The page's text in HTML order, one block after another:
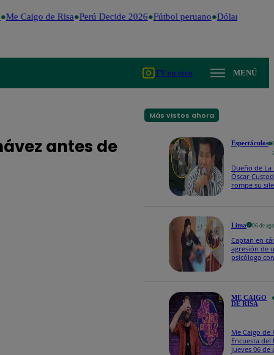
Caigo de Risa Perú Decide 2026 Fútbol peruano Dólar Valentina
TV en vivo MENÚ
antes de
Más vistos ahora
Espectáculos
Dueño de La
Óscar
rompe su
Lima 06 de
Captan en
agresión de
psicóloga
ME CAIGO
DE RISA
Me Caigo de
Encuesta del
jueves 06 de